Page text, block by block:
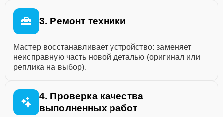
3. Ремонт техники
Мастер восстанавливает устройство: заменяет
неисправную часть новой деталью (оригинал или
реплика на выбор).
4. Проверка качества
выполненных работ